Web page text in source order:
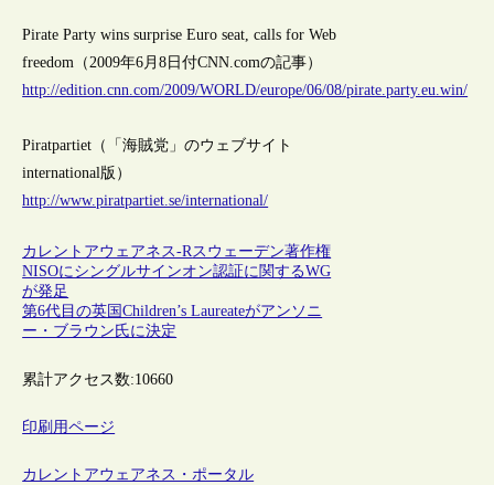
Pirate Party wins surprise Euro seat, calls for Web
freedom（2009年6月8日付CNN.comの記事）
http://edition.cnn.com/2009/WORLD/europe/06/08/pirate.party.eu.win/
Piratpartiet（「海賊党」のウェブサイト
international版）
http://www.piratpartiet.se/international/
カレントアウェアネス-Rスウェーデン著作権
NISOにシングルサインオン認証に関するWG
が発足
第6代目の英国Children’s Laureateがアンソニ
ー・ブラウン氏に決定
累計アクセス数:10660
印刷用ページ
カレントアウェアネス・ポータル